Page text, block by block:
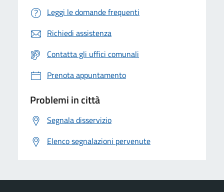
Leggi le domande frequenti
Richiedi assistenza
Contatta gli uffici comunali
Prenota appuntamento
Problemi in città
Segnala disservizio
Elenco segnalazioni pervenute